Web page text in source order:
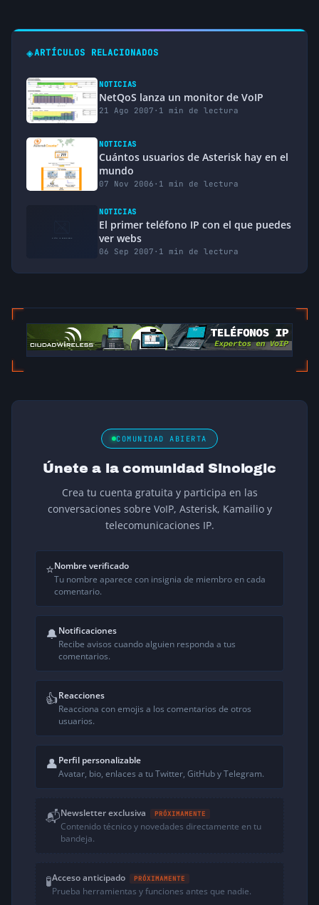
solucion cluster que es el Adminsparadise, les
configurar un cluster de alto rendimiento y
alta disponibilidad bajo linux ha aqui el link
que esta probado
http://sourceforge.net/project/showfiles.php?
group_id=197285
o este otro para saber de que se trata en
principio
http://bytecoders.homelinux.com/content/cluster-
de-alta-disponibilidad-asterisk.html
hace 18 años
◈ARTÍCULOS RELACIONADOS
NOTICIAS
NetQoS lanza un monitor de VoIP
21 Ago 2007 · 1 min de lectura
NOTICIAS
Cuántos usuarios de Asterisk hay en el
mundo
07 Nov 2006 · 1 min de lectura
NOTICIAS
El primer teléfono IP con el que puedes
ver webs
06 Sep 2007 · 1 min de lectura
COMUNIDAD ABIERTA
Únete a la comunidad Sinologic
Crea tu cuenta gratuita y participa en las
conversaciones sobre VoIP, Asterisk, Kamailio y
telecomunicaciones IP.
⭐Nombre verificado
Tu nombre aparece con insignia de miembro en cada
comentario.
🔔Notificaciones
Recibe avisos cuando alguien responda a tus
comentarios.
👍Reacciones
Reacciona con emojis a los comentarios de otros
usuarios.
👤Perfil personalizable
Avatar, bio, enlaces a tu Twitter, GitHub y Telegram.
📬Newsletter exclusiva PRÓXIMAMENTE
Contenido técnico y novedades directamente en tu
bandeja.
🧪Acceso anticipado PRÓXIMAMENTE
Prueba herramientas y funciones antes que nadie.